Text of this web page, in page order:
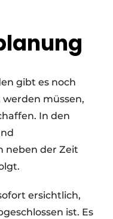
gibt es noch
müssen,
In den
neben der Zeit
ersichtlich,
ist. Es